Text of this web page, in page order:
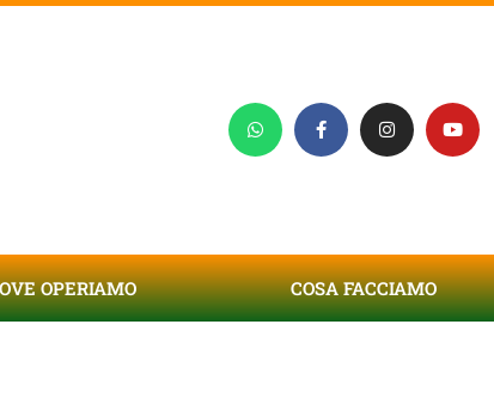
OPERIAMO COSA FACCIAMO